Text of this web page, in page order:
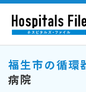
福生市の循環
病院